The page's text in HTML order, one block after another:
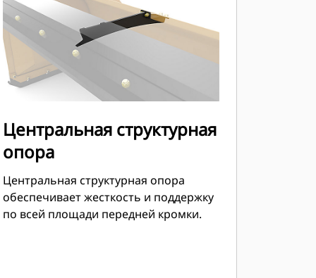
Центральная структурная
опора
Центральная структурная опора
обеспечивает жесткость и поддержку
по всей площади передней кромки.